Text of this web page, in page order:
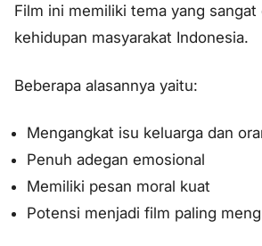
Film ini memiliki tema yang sangat
kehidupan masyarakat Indonesia.
Beberapa alasannya yaitu:
Mengangkat isu keluarga dan
Penuh adegan emosional
Memiliki pesan moral kuat
Potensi menjadi film paling